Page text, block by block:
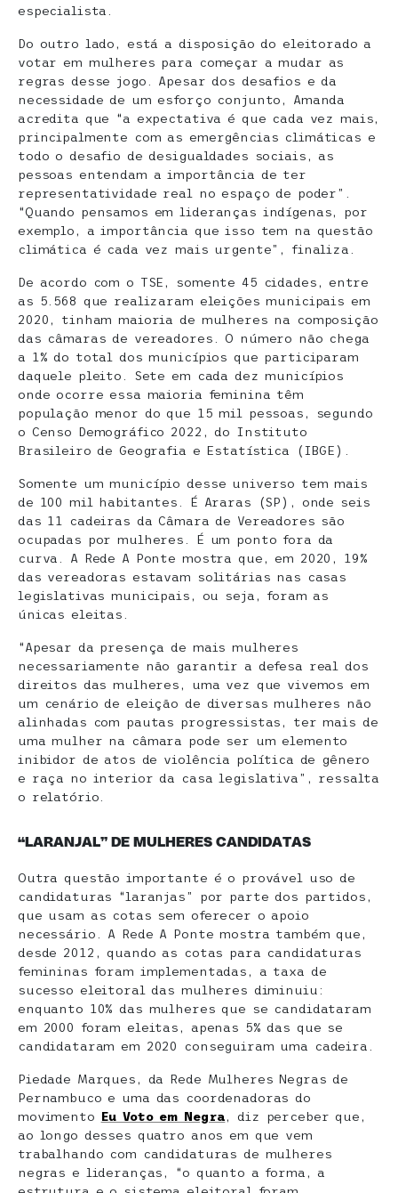
especialista.
Do outro lado, está a disposição do eleitorado a
votar em mulheres para começar a mudar as
regras desse jogo. Apesar dos desafios e da
necessidade de um esforço conjunto, Amanda
acredita que “a expectativa é que cada vez mais,
principalmente com as emergências climáticas e
todo o desafio de desigualdades sociais, as
pessoas entendam a importância de ter
representatividade real no espaço de poder”.
“Quando pensamos em lideranças indígenas, por
exemplo, a importância que isso tem na questão
climática é cada vez mais urgente”, finaliza.
De acordo com o TSE, somente 45 cidades, entre
as 5.568 que realizaram eleições municipais em
2020, tinham maioria de mulheres na composição
das câmaras de vereadores. O número não chega
a 1% do total dos municípios que participaram
daquele pleito. Sete em cada dez municípios
onde ocorre essa maioria feminina têm
população menor do que 15 mil pessoas, segundo
o Censo Demográfico 2022, do Instituto
Brasileiro de Geografia e Estatística (IBGE).
Somente um município desse universo tem mais
de 100 mil habitantes. É Araras (SP), onde seis
das 11 cadeiras da Câmara de Vereadores são
ocupadas por mulheres. É um ponto fora da
curva. A Rede A Ponte mostra que, em 2020, 19%
das vereadoras estavam solitárias nas casas
legislativas municipais, ou seja, foram as
únicas eleitas.
“Apesar da presença de mais mulheres
necessariamente não garantir a defesa real dos
direitos das mulheres, uma vez que vivemos em
um cenário de eleição de diversas mulheres não
alinhadas com pautas progressistas, ter mais de
uma mulher na câmara pode ser um elemento
inibidor de atos de violência política de gênero
e raça no interior da casa legislativa”, ressalta
o relatório.
“LARANJAL” DE MULHERES CANDIDATAS
Outra questão importante é o provável uso de
candidaturas “laranjas” por parte dos partidos,
que usam as cotas sem oferecer o apoio
necessário. A Rede A Ponte mostra também que,
desde 2012, quando as cotas para candidaturas
femininas foram implementadas, a taxa de
sucesso eleitoral das mulheres diminuiu:
enquanto 10% das mulheres que se candidataram
em 2000 foram eleitas, apenas 5% das que se
candidataram em 2020 conseguiram uma cadeira.
Piedade Marques, da Rede Mulheres Negras de
Pernambuco e uma das coordenadoras do
movimento Eu Voto em Negra, diz perceber que,
ao longo desses quatro anos em que vem
trabalhando com candidaturas de mulheres
negras e lideranças, “o quanto a forma, a